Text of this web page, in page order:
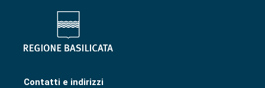
Contatti e indirizzi